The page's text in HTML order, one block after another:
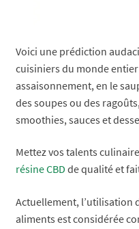
Voici une prédiction
cuisiniers du monde
assaisonnement, en le
des soupes ou des
smoothies, sauces et
Mettez vos talents
résine CBD de qualité et
Actuellement, l’utilisation
aliments est considérée